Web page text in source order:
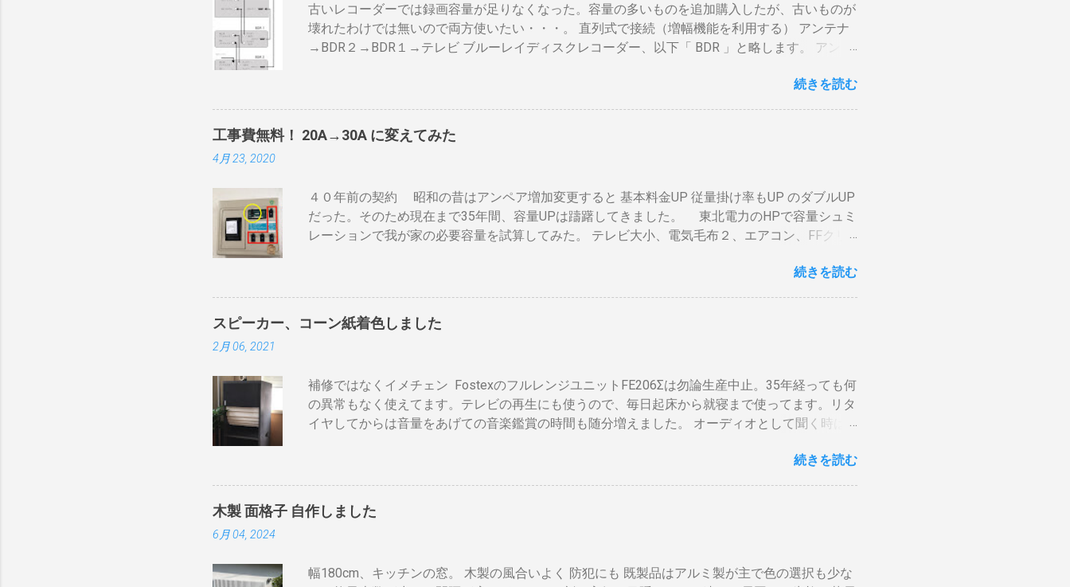
気性が殆ど無い とうこと。熱し難く冷めにくいのが特徴。 ２．パンチング有り一枚ドラム（直
火・熱気通過式） 早い話が「 回転式炙り焼き 」です。熱は素通りで蓄熱は不可。ガスコンロ
の炎がそのまま反映します。中火で200gなら6分程度で、260gなら8分ハゼが来ます。回転数が
れや、ドラムに風が入るとすぐ温度が下がります。 メリット 火力に対する反応が早い。（蓄熱
はゼロ） 二重ドラムに比べて短時間で焙煎できる チャフがドラムの中に溜まらない デメリット
ザルのように素通し。熱気が溜まらない。 温度計は上昇か下降か一定かの傾向判断としてなら
使えるが、通過する空気の温度しかわからない チャフがパンチングの穴から出てコンロや周囲
難）。これは一番の欠点でしょう。 温度測定は、非接触型（※１）の温度計で豆の表面温度
を測ることが可能なら希望がないわけではない。しかし、右手でドラムを回し、左手でレーザー
を豆に当...
古いレコーダーでは録画容量が足りなくなった。容量の多いものを追加購入したが、古いものが
壊れたわけでは無いので両方使いたい・・・。 直列式で接続（増幅機能を利用する） アンテナ
→BDR２→BDR１→テレビ ブルーレイディスクレコーダー、以下「 BDR 」と略します。 アンテ
で利得の損失なく接続できます。並列にするとアンテナ信号が弱まりアンテナ利得が落ち、増幅
BDR２の「地上波アンテナ入力」端子へ接続 BDR２の地上波の「テレビへ（出力）」端子とBDR
ーブル２本必要）※１ BSのアンテナケーブルをBDR２の「BSアンテナ入力」端子へ接続 BDR２
のBSの「テレビへ（出力）」端子とBDR１の「BSアンテナ入力」端子をアンテナケーブルで接
続 BDR１のBSの「テレビへ（出力）」端子とテレビの「BSデジタル」端子をアンテナケーブル
ーブルの接続（HDMIケーブル２本必要）※2 BDRの「HDMI出力」端子とテレビの「HDMI入
力」端子を接続します。テレビのHDMI端子の番号は、自分で分かればどちらの端子でも構いま
せん。 すでにHDMI１本あるなら、追加で１本用意してください。 ※2. テレビにHDMI端子が
一つしかない場合 は HDMI分配器 （←Amazon）を使います。テレビの買い替え時には後悔しな
配列やコネクタ同士が狭い環境では、手が入りにくいのでアンテナケーブルはL型端子よりも真
っ直ぐなタイプをおすすめします。 HDMIケーブル２本セット （...
続きを読む
工事費無料！ 20A→30A に変えてみた
4月 23, 2020
４０年前の契約 昭和の昔はアンペア増加変更すると 基本料金UP 従量掛け率もUP のダブルUP
だった。そのため現在まで35年間、容量UPは躊躇してきました。 東北電力のHPで容量シュミ
レーションで我が家の必要容量を試算してみた。 テレビ大小、電気毛布２、エアコン、FFクリ
iPhone ２、冷蔵庫3台、オーブンレンジ２・トースター、炊飯器・・・・。 を合計してみると
す。 そこで一工夫。まず、各安全ブレーカーを切ってみて、どのコンセントに繋がっているか
電子レンジ、ドライヤー・炊飯器・エアコンなどは複数の安全ブレーカに振り分けて使うので
す。非合理的ですが効果はあります。 近年、料金設定が変わった 容量UPと増額の関係。 10ア
ンペアごとに 基本料金 月額330円 の増加 のみ 従量増しは ￥0 でいいと。月額330円のアップな
20A~30Aに変更する際、 高額工事になることがある らしいのだ。更にググって、最後に行き着
いたところは以下のサイト。 http://kaden.pcinformation.info/breaker/safety-breaker-20a-30a.htm
” 安全ブレーカーを20Aから30Aに変える場合、電線の太さが2.6mm以上、コンセントの定格電流
が20A以上から30A以下でなければ、屋内配線の張り替え工事、コンセントの交換工事も必要と
やつでした。ガッカリしながら屋内配線工事費の相場を調べると、屋内配線全部とコンセン...
続きを読む
スピーカー、コーン紙着色しました
2月 06, 2021
補修ではなくイメチェン FostexのフルレンジユニットFE206Σは勿論生産中止。35年経っても何
の異常もなく使えてます。テレビの再生にも使うので、毎日起床から就寝まで使ってます。リタ
イヤしてからは音量をあげての音楽鑑賞の時間も随分増えました。 オーディオとして聞く時は
リルネットを外すとモノトーンのエンクロージャーにはコーン紙の色が合わない。暗い・・・。
によってコーン紙が重くなっても、柔らかくなっても、固くなっても具合は良くない。ググって
オーダーしてみた。（古いサイトらしく Safari では「安全ではない可能性…、」と表示されます
続きを読む
木製 面格子 自作しました
6月 04, 2024
幅180cm、キッチンの窓。 木製の風合いよく 防犯にも 既製品はアルミ製が主で色の選択も少な